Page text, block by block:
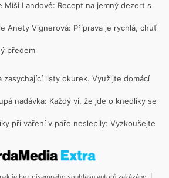
Míši Landové: Recept na jemný dezert s
Anety Vignerová: Příprava je rychlá, chuť
předem
zasychající listy okurek. Využijte domácí
nadávka: Každý ví, že jde o knedlíky se
při vaření v páře neslepily: Vyzkoušejte